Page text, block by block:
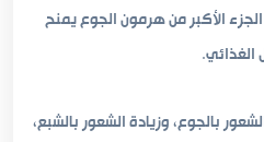
الأكبر من هرمون الجوع يمنح
الغذائي.
بالجوع، وزيادة الشعور بالشبع،